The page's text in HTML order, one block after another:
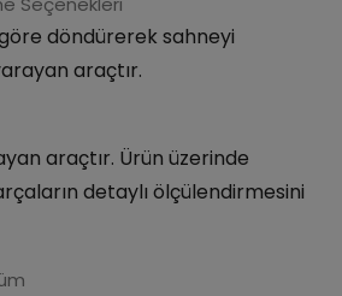
döndürerek sahneyi
araçtır.
araçtır. Ürün üzerinde
detaylı ölçülendirmesini